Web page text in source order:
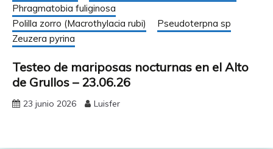
Phragmatobia fuliginosa
Polilla zorro (Macrothylacia rubi)
Pseudoterpna sp
Zeuzera pyrina
Testeo de mariposas nocturnas en el Alto
de Grullos – 23.06.26
23 junio 2026 Luisfer